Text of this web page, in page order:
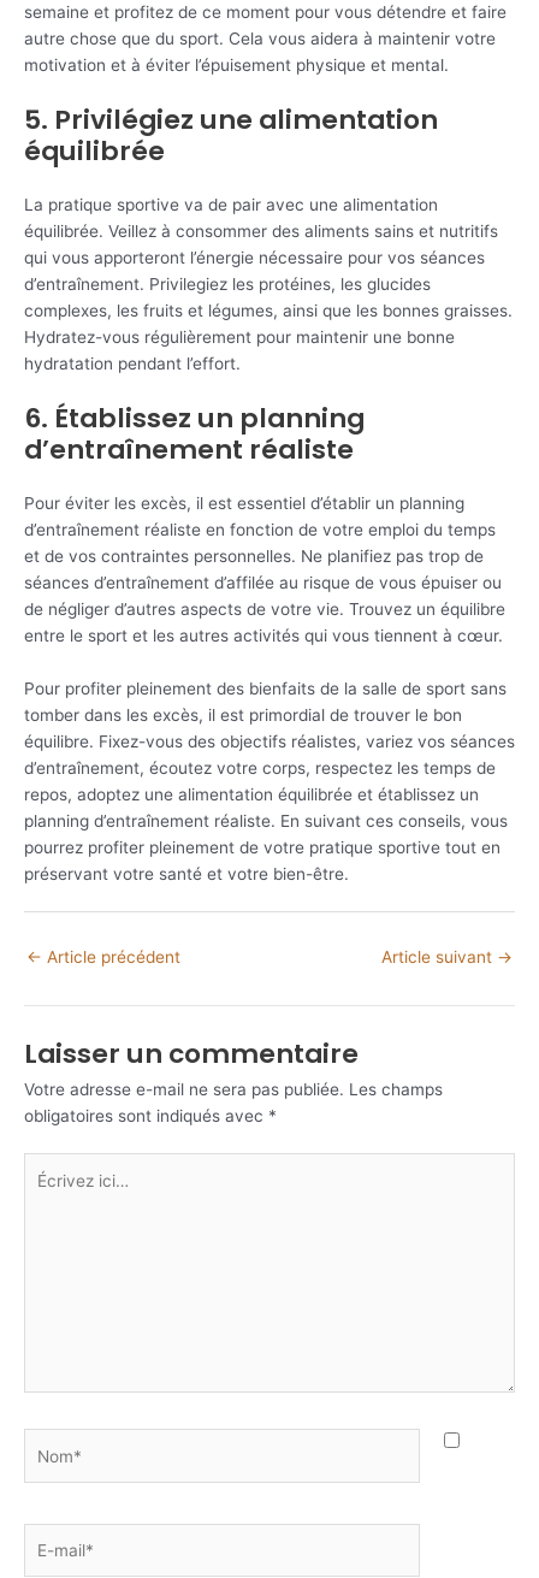
semaine et profitez de ce moment pour vous détendre et faire
autre chose que du sport. Cela vous aidera à maintenir votre
motivation et à éviter l’épuisement physique et mental.
5. Privilégiez une alimentation
équilibrée
La pratique sportive va de pair avec une alimentation
équilibrée. Veillez à consommer des aliments sains et nutritifs
qui vous apporteront l’énergie nécessaire pour vos séances
d’entraînement. Privilegiez les protéines, les glucides
complexes, les fruits et légumes, ainsi que les bonnes graisses.
Hydratez-vous régulièrement pour maintenir une bonne
hydratation pendant l’effort.
6. Établissez un planning
d’entraînement réaliste
Pour éviter les excès, il est essentiel d’établir un planning
d’entraînement réaliste en fonction de votre emploi du temps
et de vos contraintes personnelles. Ne planifiez pas trop de
séances d’entraînement d’affilée au risque de vous épuiser ou
de négliger d’autres aspects de votre vie. Trouvez un équilibre
entre le sport et les autres activités qui vous tiennent à cœur.
Pour profiter pleinement des bienfaits de la salle de sport sans
tomber dans les excès, il est primordial de trouver le bon
équilibre. Fixez-vous des objectifs réalistes, variez vos séances
d’entraînement, écoutez votre corps, respectez les temps de
repos, adoptez une alimentation équilibrée et établissez un
planning d’entraînement réaliste. En suivant ces conseils, vous
pourrez profiter pleinement de votre pratique sportive tout en
préservant votre santé et votre bien-être.
← Article précédent Article suivant →
Laisser un commentaire
Votre adresse e-mail ne sera pas publiée. Les champs
obligatoires sont indiqués avec *
Écrivez
ici…
mail*